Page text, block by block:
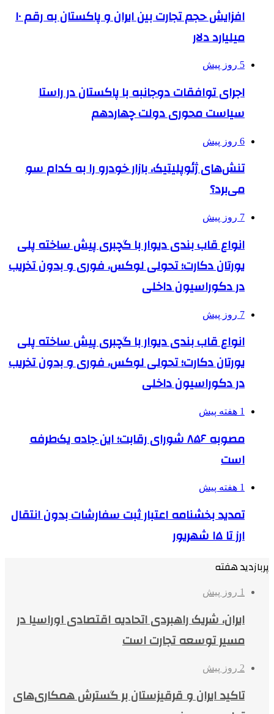
افزایش حجم تجارت بین ایران و پاکستان به رقم ۱۰
میلیارد دلار
5 روز پیش
اجرای توافقات دوجانبه با پاکستان در راستا
سیاست محوری دولت چهاردهم
6 روز پیش
تنش‌های ژئوپلیتیک، بازار خودرو را به کدام سو
می‌برد؟
7 روز پیش
انواع قاب بندی دیوار با گچبری پیش ساخته پلی
یورتان دکارت؛ تحولی لوکس، فوری و بدون تخریب
در دکوراسیون داخلی
7 روز پیش
انواع قاب بندی دیوار با گچبری پیش ساخته پلی
یورتان دکارت؛ تحولی لوکس، فوری و بدون تخریب
در دکوراسیون داخلی
1 هفته پیش
مصوبه ۸۵۶ شورای رقابت؛ این جاده یک‌طرفه
است
1 هفته پیش
تمدید بخشنامه اعتبار ثبت سفارشات بدون انتقال
ارز تا ۱۵ شهریور
پربازدید هفته
1 روز پیش
ایران، شریک راهبردی اتحادیه اقتصادی اوراسیا در
مسیر توسعه تجارت است
2 روز پیش
تاکید ایران و قرقیزستان بر گسترش همکاری‌های